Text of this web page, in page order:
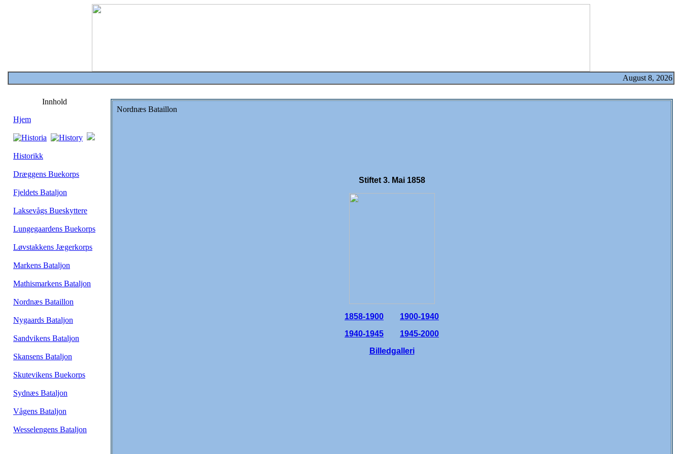
August 8, 2026
Innhold
Hjem
Historikk
Dræggens Buekorps
Fjeldets Bataljon
Laksevågs Bueskyttere
Lungegaardens Buekorps
Løvstakkens Jægerkorps
Markens Bataljon
Mathismarkens Bataljon
Nordnæs Bataillon
Nygaards Bataljon
Sandvikens Bataljon
Skansens Bataljon
Skutevikens Buekorps
Sydnæs Bataljon
Vågens Bataljon
Wesselengens Bataljon
Nordnæs Bataillon
Stiftet 3. Mai 1858
1858-1900
1900-1940
1940-1945
1945-2000
Billedgalleri